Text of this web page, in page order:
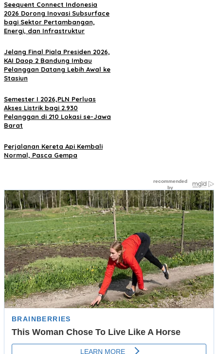
Seequent Connect Indonesia
2026 Dorong Inovasi Subsurface
bagi Sektor Pertambangan,
Energi, dan Infrastruktur
Jelang Final Piala Presiden 2026,
KAI Daop 2 Bandung Imbau
Pelanggan Datang Lebih Awal ke
Stasiun
Semester I 2026,PLN Perluas
Akses Listrik bagi 2.930
Pelanggan di 210 Lokasi se-Jawa
Barat
Perjalanan Kereta Api Kembali
Normal, Pasca Gempa